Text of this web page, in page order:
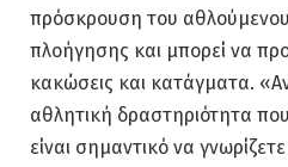
πρόσκρουση του
πλοήγησης και μπορεί να
κακώσεις και κατάγματα.
αθλητική δραστηριότητα
είναι σημαντικό να